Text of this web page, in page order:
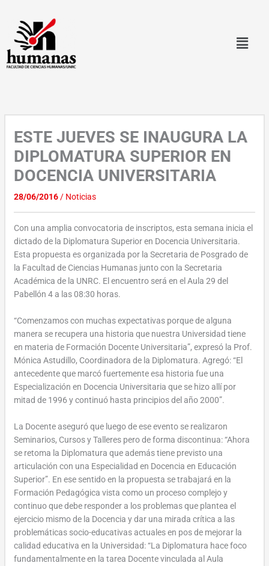
contenido
ESTE JUEVES SE INAUGURA LA
DIPLOMATURA SUPERIOR EN
DOCENCIA UNIVERSITARIA
28/06/2016/ Noticias
Con una amplia convocatoria de inscriptos, esta semana inicia el
dictado de la Diplomatura Superior en Docencia Universitaria.
Esta propuesta es organizada por la Secretaria de Posgrado de
la Facultad de Ciencias Humanas junto con la Secretaria
Académica de la UNRC. El encuentro será en el Aula 29 del
Pabellón 4 a las 08:30 horas.
“Comenzamos con muchas expectativas porque de alguna
manera se recupera una historia que nuestra Universidad tiene
en materia de Formación Docente Universitaria”, expresó la Prof.
Mónica Astudillo, Coordinadora de la Diplomatura. Agregó: “El
antecedente que marcó fuertemente esa historia fue una
Especialización en Docencia Universitaria que se hizo allí por
mitad de 1996 y continuó hasta principios del año 2000”.
La Docente aseguró que luego de ese evento se realizaron
Seminarios, Cursos y Talleres pero de forma discontinua: “Ahora
se retoma la Diplomatura que además tiene previsto una
articulación con una Especialidad en Docencia en Educación
Superior”. En ese sentido en la propuesta se trabajará en la
Formación Pedagógica vista como un proceso complejo y
continuo que debe responder a los problemas que plantea el
ejercicio mismo de la Docencia y dar una mirada crítica a las
problemáticas socio-educativas actuales en pos de mejorar la
calidad educativa en la Universidad: “La Diplomatura hace foco
fundamentalmente en la tarea Docente vinculada al Aula